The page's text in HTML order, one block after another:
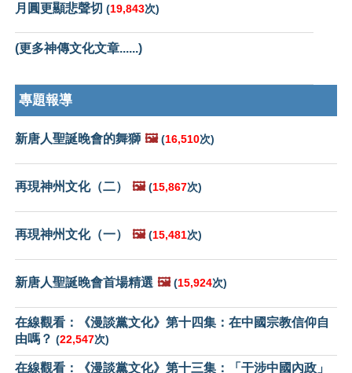
月圓更顯悲聲切 (19,843次)
(更多神傳文化文章......)
專題報導
新唐人聖誕晚會的舞獅 🖼️ (16,510次)
再現神州文化（二） 🖼️ (15,867次)
再現神州文化（一） 🖼️ (15,481次)
新唐人聖誕晚會首場精選 🖼️ (15,924次)
在線觀看：《漫談黨文化》第十四集：在中國宗教信仰自
由嗎？ (22,547次)
在線觀看：《漫談黨文化》第十三集：「干涉中國內政」